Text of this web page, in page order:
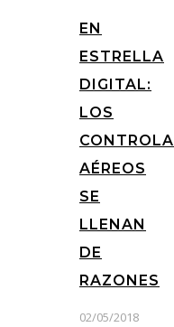
EN
ESTRELLA
DIGITAL:
LOS
AÉREOS
SE
LLENAN
DE
RAZONES
02/05/2018